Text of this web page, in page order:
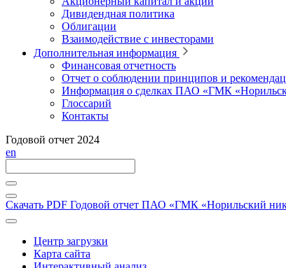
Дивидендная политика
Облигации
Взаимодействие с инвесторами
Дополнительная информация
Финансовая отчетность
Отчет о соблюдении принципов и
Информация о сделках ПАО «ГМК
Глоссарий
Контакты
Годовой отчет 2024
en
Скачать PDF Годовой отчет ПАО «ГМК «Норильский
Центр загрузки
Карта сайта